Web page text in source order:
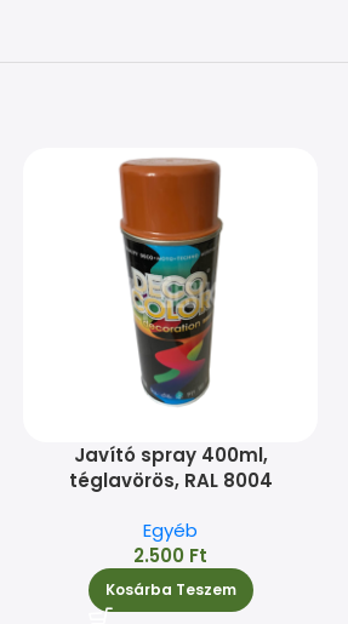
Javító spray 400ml,
téglavörös, RAL 8004
Egyéb
2.500 Ft
Kosárba Teszem